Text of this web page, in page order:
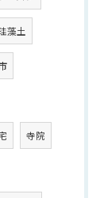
藻土
寺院